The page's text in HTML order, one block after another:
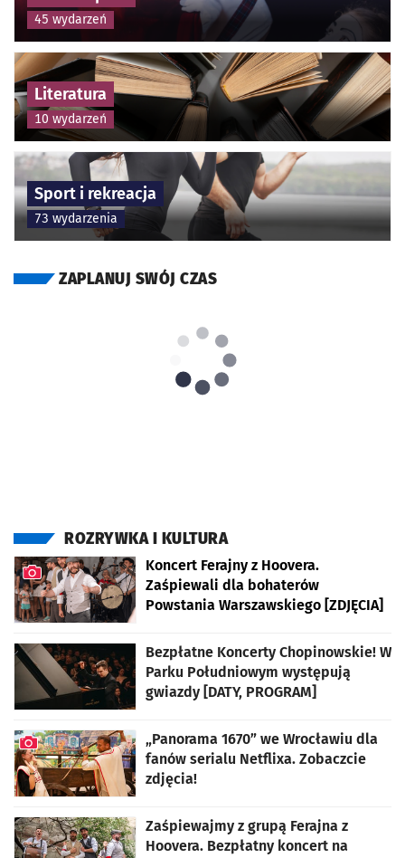
45 wydarzeń
Literatura
10 wydarzeń
Sport i rekreacja
73 wydarzenia
ZAPLANUJ SWÓJ CZAS
ROZRYWKA I KULTURA
Koncert Ferajny z Hoovera.
Zaśpiewali dla bohaterów
Powstania Warszawskiego [ZDJĘCIA]
Bezpłatne Koncerty Chopinowskie! W
Parku Południowym występują
gwiazdy [DATY, PROGRAM]
„Panorama 1670” we Wrocławiu dla
fanów serialu Netflixa. Zobaczcie
zdjęcia!
Zaśpiewajmy z grupą Ferajna z
Hoovera. Bezpłatny koncert na